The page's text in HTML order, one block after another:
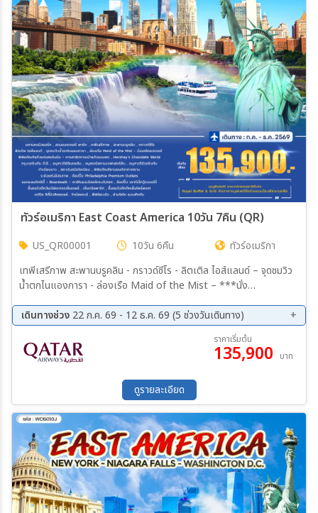
ทัวร์อเมริกา East Coast America 10วัน 7คืน (QR)
US_QR00001 10วัน 6คืน
ทัวร์อเมริกา
เทพีเสรีภาพ สะพานบรูคลิน - กราวด์ซีโร - ลิตเติล ไอส์แลนด์ – จุดชมวิว
น้ำตกไนแองการา - ล่องเรือ Maid of the Mist – ***นั่ง
อนุสรณ์สถานสงครามเวียดนาม อนุสรณ์สถานสงครามเกาหลี – อนุสรณ์
สถานเจฟเฟอร์สัน – อนุสาวรีย์วอชิงตัน - ทำเนียบขาว
เดินทางช่วง 22 ก.ค. 69 - 12 ธ.ค. 69 (5 ช่วงวันเดินทาง)
18 ก.ย. 69 - 27 ก.ย. 69
20 ต.ค. 69 - 29 ต.ค. 69
10 พ.ย. 69 - 19 พ.ย. 69
03 ธ.ค. 69 - 12 ธ.ค. 69
ราคาเริ่มต้น
135,900 บาท
ดูรายละเอียด